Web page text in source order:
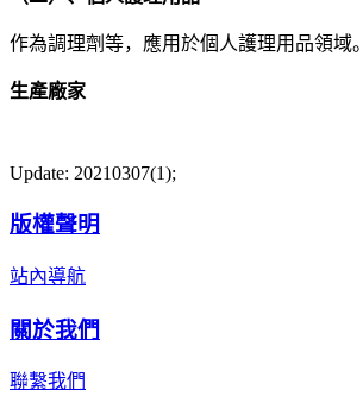
作為調理劑等，應用於個人護理用品領域。
生產廠家
Update: 20210307(1);
版權聲明
站內導航
關於我們
聯繫我們